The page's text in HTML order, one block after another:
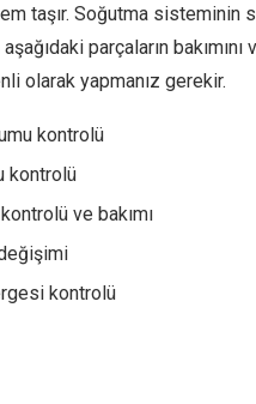
taşır. Soğutma sisteminin
parçaların bakımını
olarak yapmanız gerekir.
kontrolü
kontrolü
ve bakımı
kontrolü